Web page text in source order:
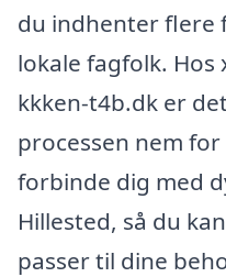
du indhenter flere
lokale fagfolk.
kkken-t4b.dk er
processen nem
forbinde dig med
Hillested, så du
passer til dine